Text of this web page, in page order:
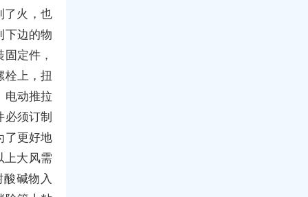
了火，也
下边的物
定件，
栓上，扭
电动推拉
必须订制
了更好地
上大风需
碱物入